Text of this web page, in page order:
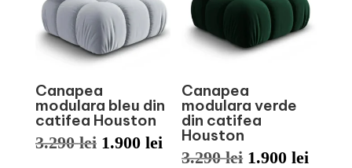
Canapea
modulara bleu din
catifea Houston
3.290lei Prețul
1.900 leiPrețul
Canapea
modulara verde
din catifea
Houston
3.290lei Prețul
1.900lei